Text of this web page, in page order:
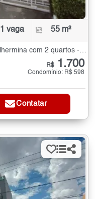
1 vaga 55 m²
R$ 1.700
Condomínio: R$ 598
Contatar